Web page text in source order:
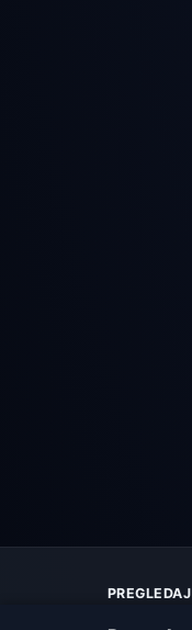
PREGLEDAJ